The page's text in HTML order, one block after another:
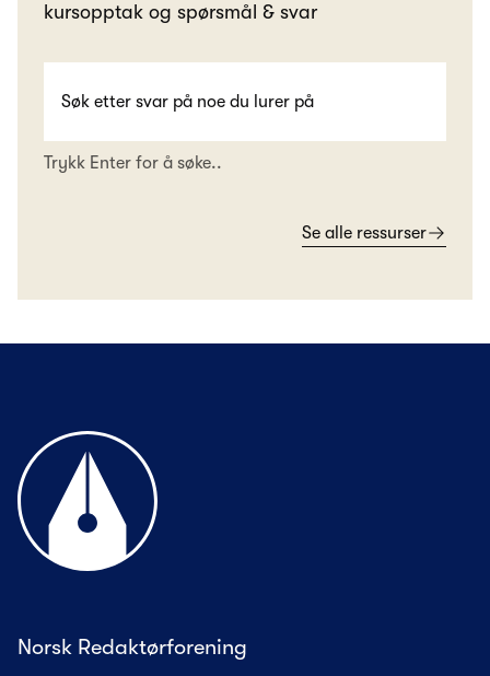
kursopptak og spørsmål & svar
Trykk Enter for å søke..
Se alle ressurser
Til forsiden
Norsk Redaktørforening